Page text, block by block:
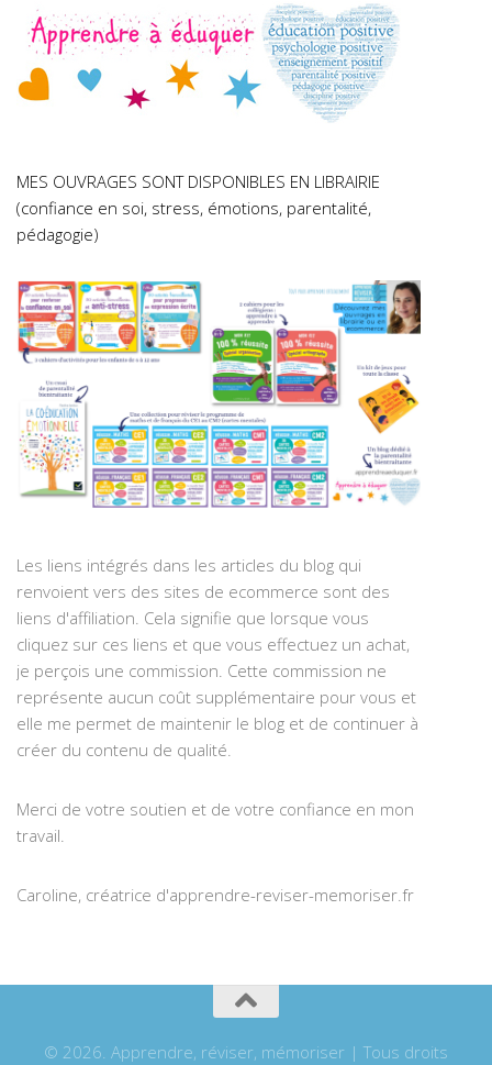
MES OUVRAGES SONT DISPONIBLES EN LIBRAIRIE
(confiance en soi, stress, émotions, parentalité,
pédagogie)
Les liens intégrés dans les articles du blog qui
renvoient vers des sites de ecommerce sont des
liens d'affiliation. Cela signifie que lorsque vous
cliquez sur ces liens et que vous effectuez un achat,
je perçois une commission. Cette commission ne
représente aucun coût supplémentaire pour vous et
elle me permet de maintenir le blog et de continuer à
créer du contenu de qualité.
Merci de votre soutien et de votre confiance en mon
travail.
Caroline, créatrice d'apprendre-reviser-memoriser.fr
© 2026. Apprendre, réviser, mémoriser | Tous droits